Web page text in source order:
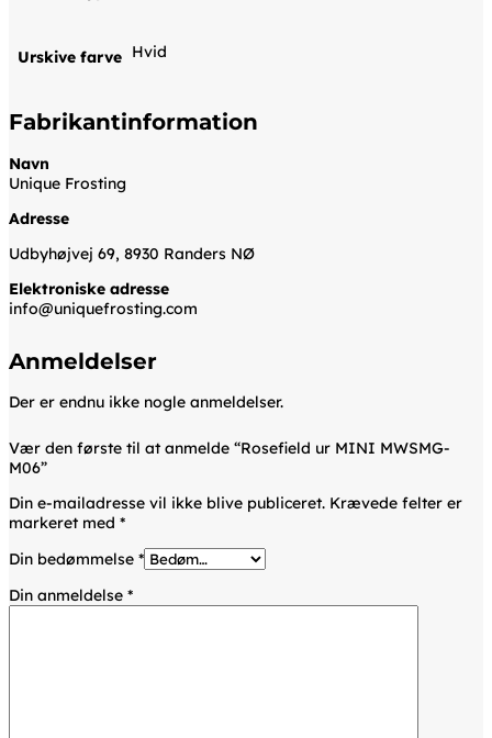
Urskive farve Hvid
Fabrikantinformation
Navn
Unique Frosting
Adresse
Udbyhøjvej 69, 8930 Randers NØ
Elektroniske adresse
info@uniquefrosting.com
Anmeldelser
Der er endnu ikke nogle anmeldelser.
Vær den første til at anmelde “Rosefield ur MINI MWSMG-
M06”
Din e-mailadresse vil ikke blive publiceret. Krævede felter er
markeret med *
Din bedømmelse *
Din anmeldelse *